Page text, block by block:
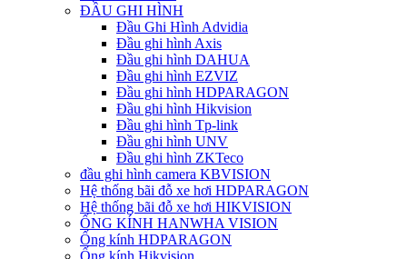
ĐẦU GHI HÌNH
Đầu Ghi Hình Advidia
Đầu ghi hình Axis
Đầu ghi hình DAHUA
Đầu ghi hình EZVIZ
Đầu ghi hình HDPARAGON
Đầu ghi hình Hikvision
Đầu ghi hình Tp-link
Đầu ghi hình UNV
Đầu ghi hình ZKTeco
đầu ghi hình camera KBVISION
Hệ thống bãi đỗ xe hơi HDPARAGON
Hệ thống bãi đỗ xe hơi HIKVISION
ỐNG KÍNH HANWHA VISION
Ống kính HDPARAGON
Ống kính Hikvision